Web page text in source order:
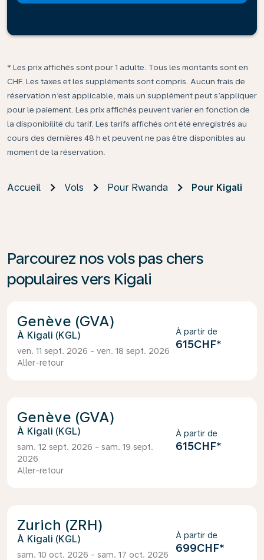
* Les prix affichés sont pour 1 adulte. Tous les montants sont en
CHF. Les taxes et les suppléments sont compris. Aucun frais de
réservation n’est applicable, mais un supplément peut s’appliquer
pour le paiement. Les prix affichés peuvent varier en fonction de
la disponibilité du tarif. Les tarifs affichés ont été enregistrés au
cours des dernières 48 h et peuvent ne pas être disponibles au
moment de la réservation.
Accueil Vols Pour Rwanda Pour Kigali
Parcourez nos vols pas chers
populaires vers Kigali
Genève (GVA)
Kigali (KGL)
ven. 11 sept. 2026 - ven. 18 sept. 2026
Aller-retour
À partir de
615CHF*
Genève (GVA)
Kigali (KGL)
sam. 12 sept. 2026 - sam. 19 sept.
2026
Aller-retour
À partir de
615CHF*
Zurich (ZRH)
Kigali (KGL)
sam. 10 oct. 2026 - sam. 17 oct. 2026
À partir de
699CHF*